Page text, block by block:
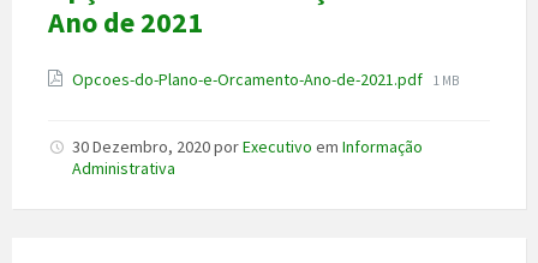
Ano de 2021
Anexo
Opcoes-do-Plano-e-Orcamento-Ano-de-2021.pdf File
1 MB
30 Dezembro, 2020porExecutivo em Informação
Administrativa